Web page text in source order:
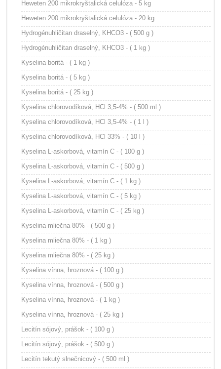
Heweten 200 mikrokryštalická celulóza - 5 kg
Heweten 200 mikrokryštalická celulóza - 20 kg
Hydrogénuhličitan draselný, KHCO3 - ( 500 g )
Hydrogénuhličitan draselný, KHCO3 - ( 1 kg )
Kyselina boritá - ( 1 kg )
Kyselina boritá - ( 5 kg )
Kyselina boritá - ( 25 kg )
Kyselina chlorovodíková, HCl 3,5-4% - ( 500 ml )
Kyselina chlorovodíková, HCl 3,5-4% - ( 1 l )
Kyselina chlorovodíková, HCl 33% - ( 10 l )
Kyselina L-askorbová, vitamín C - ( 100 g )
Kyselina L-askorbová, vitamín C - ( 500 g )
Kyselina L-askorbová, vitamín C - ( 1 kg )
Kyselina L-askorbová, vitamín C - ( 5 kg )
Kyselina L-askorbová, vitamín C - ( 25 kg )
Kyselina mliečna 80% - ( 500 g )
Kyselina mliečna 80% - ( 1 kg )
Kyselina mliečna 80% - ( 25 kg )
Kyselina vínna, hroznová - ( 100 g )
Kyselina vínna, hroznová - ( 500 g )
Kyselina vínna, hroznová - ( 1 kg )
Kyselina vínna, hroznová - ( 25 kg )
Lecitín sójový, prášok - ( 100 g )
Lecitín sójový, prášok - ( 500 g )
Lecitín tekutý slnečnicový - ( 500 ml )